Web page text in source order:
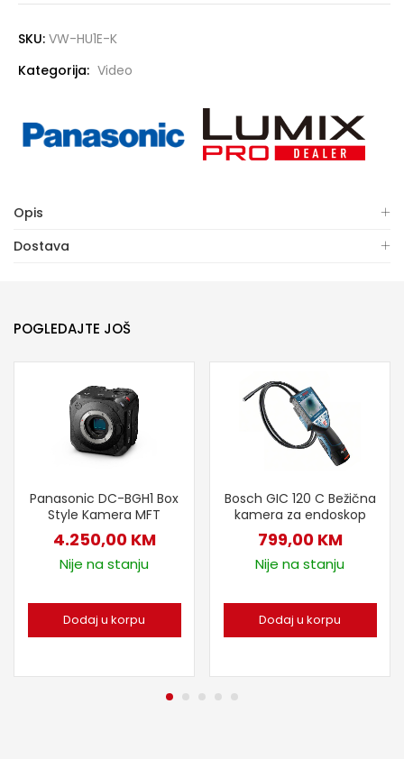
SKU: VW-HU1E-K
Kategorija: Video
Opis
Dostava
POGLEDAJTE JOŠ
Panasonic DC-BGH1 Box
Style Kamera MFT
4.250,00 KM
Nije na stanju
Dodaj u korpu
Bosch GIC 120 C Bežična
kamera za endoskop
799,00 KM
Nije na stanju
Dodaj u korpu